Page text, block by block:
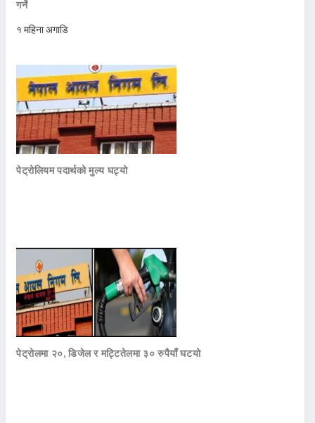
गर्ने
१ महिना अगाडि
पेट्रोलियम पदार्थको मुल्य घट्यो
पेट्रोलमा २०, डिजेल र मट्टितेलमा ३० रुपैयाँ घटयो